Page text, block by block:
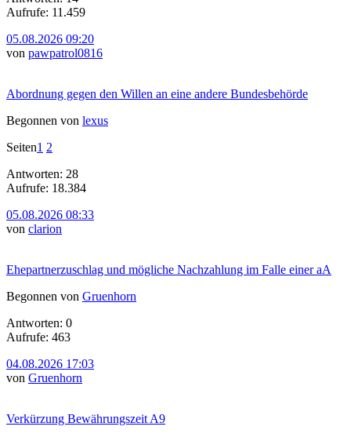
Aufrufe: 11.459
05.08.2026 09:20
von pawpatrol0816
Abordnung gegen den Willen an eine andere Bundesbehörde
Begonnen von lexus
Seiten1 2
Antworten: 28
Aufrufe: 18.384
05.08.2026 08:33
von clarion
Ehepartnerzuschlag und mögliche Nachzahlung im Falle einer aA
Begonnen von Gruenhorn
Antworten: 0
Aufrufe: 463
04.08.2026 17:03
von Gruenhorn
Verkürzung Bewährungszeit A9